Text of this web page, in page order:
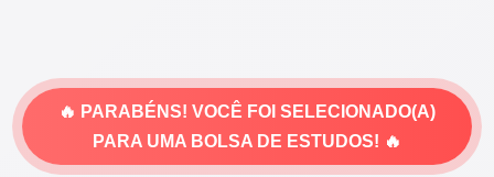
conteúdo🔥 PARABÉNS! VOCÊ FOI SELECIONADO(A)
PARA UMA BOLSA DE ESTUDOS! 🔥